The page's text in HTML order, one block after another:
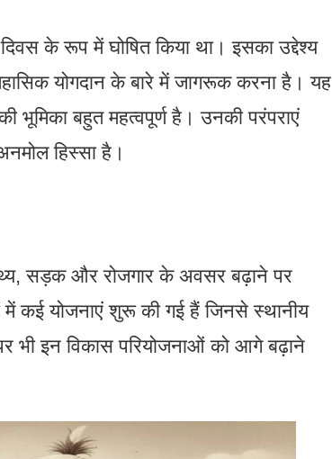
के रूप में घोषित किया था। इसका उद्देश्य
योगदान के बारे में जागरूक करना है। यह
भूमिका बहुत महत्वपूर्ण है। उनकी परंपराएं
हिस्सा है।
सड़क और रोजगार के अवसर बढ़ाने पर
में कई योजनाएं शुरू की गई हैं जिनसे स्थानीय
भी इन विकास परियोजनाओं को आगे बढ़ाने